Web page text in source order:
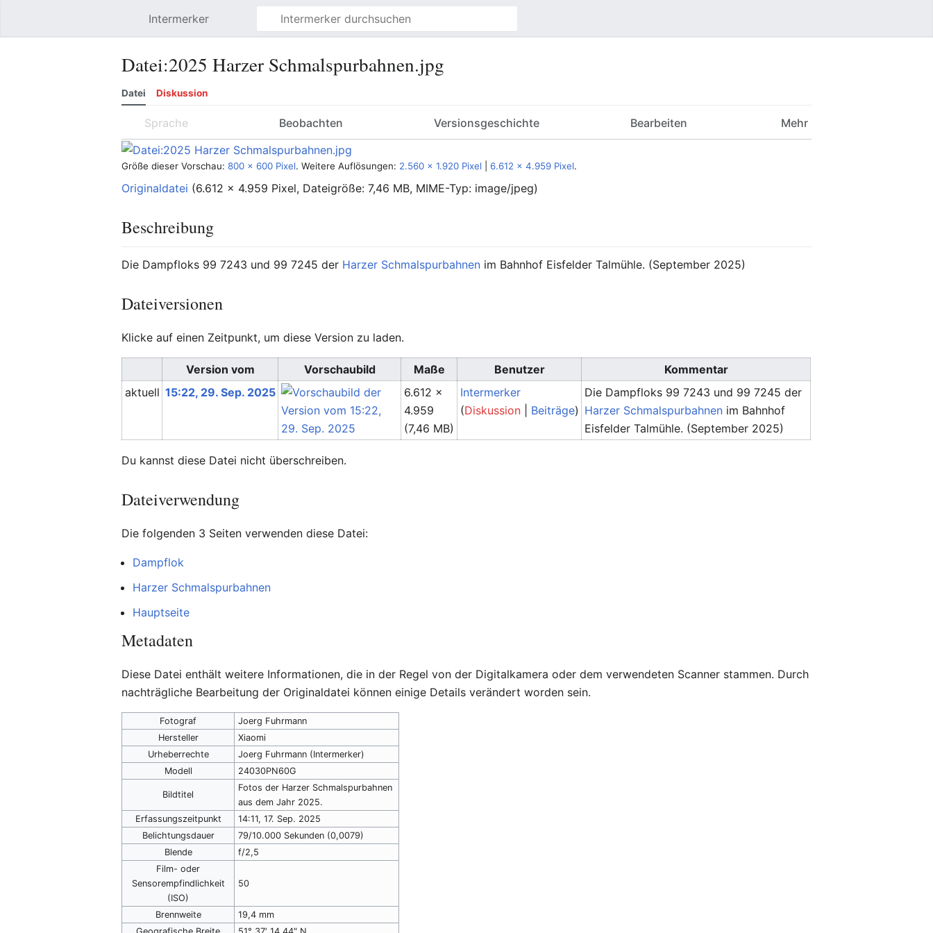
Intermerker
Datei:2025 Harzer Schmalspurbahnen.jpg
Datei Diskussion
Sprache Beobachten Versionsgeschichte Bearbeiten Mehr
Größe dieser Vorschau:800 × 600 Pixel.Weitere Auflösungen: 2.560 × 1.920 Pixel |6.612 × 4.959 Pixel.
Originaldatei (6.612 × 4.959 Pixel, Dateigröße: 7,46 MB, MIME-Typ: image/jpeg)
Beschreibung
Die Dampfloks 99 7243 und 99 7245 der Harzer Schmalspurbahnen im Bahnhof Eisfelder Talmühle. (September 2025)
Dateiversionen
Klicke auf einen Zeitpunkt, um diese Version zu laden.
Version vom Vorschaubild Maße Benutzer
Kommentar
aktuell 15:22, 29. Sep. 2025
6.612 ×
4.959
(7,46 MB)
Intermerker
(Diskussion| Beiträge)
Die Dampfloks 99 7243 und 99 7245 der
Harzer Schmalspurbahnenim Bahnhof
Eisfelder Talmühle. (September 2025)
Du kannst diese Datei nicht überschreiben.
Dateiverwendung
Die folgenden 3 Seiten verwenden diese Datei:
Dampflok
Harzer Schmalspurbahnen
Hauptseite
Metadaten
Diese Datei enthält weitere Informationen, die in der Regel von der Digitalkamera oder dem verwendeten Scanner stammen. Durch
nachträgliche Bearbeitung der Originaldatei können einige Details verändert worden sein.
Fotograf
Joerg Fuhrmann
Hersteller
Xiaomi
Urheberrechte
Joerg Fuhrmann (Intermerker)
Modell
24030PN60G
Bildtitel
Fotos der Harzer Schmalspurbahnen
aus dem Jahr 2025.
Erfassungszeitpunkt
14:11, 17. Sep. 2025
Belichtungsdauer
79/10.000 Sekunden (0,0079)
Blende
f/2,5
Film- oder
Sensorempfindlichkeit
(ISO)
50
Brennweite
19,4 mm